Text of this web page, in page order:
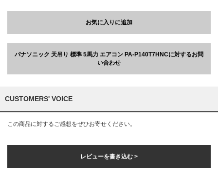
お気に入りに追加
パナソニック 天吊り 標準 5馬力 エアコン PA-P140T7HNCに対するお問
い合わせ
CUSTOMERS' VOICE
この商品に対するご感想をぜひお寄せください。
レビューを書き込む >